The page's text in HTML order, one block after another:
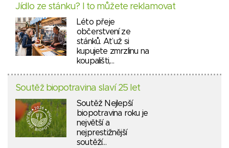
Jídlo ze stánku? I to můžete reklamovat
Léto přeje
občerstvení ze
stánků. Ať už si
kupujete zmrzlinu na
koupališti,…
Soutěž biopotravina slaví 25 let
Soutěž Nejlepší
biopotravina roku je
největší a
nejprestižnější
soutěží…